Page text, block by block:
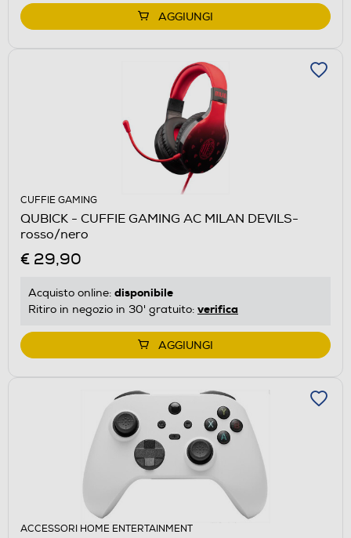
AGGIUNGI
CUFFIE GAMING
QUBICK - CUFFIE GAMING AC MILAN DEVILS-
rosso/nero
€ 29,90
Acquisto online: disponibile
Ritiro in negozio in 30' gratuito: verifica
AGGIUNGI
ACCESSORI HOME ENTERTAINMENT